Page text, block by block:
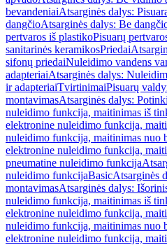
bevandeniaiAtsarginės dalys:
dangčioAtsarginės dalys: Be
pertvaros iš plastikoPisuarų
sanitarinės keramikosPriedai
sifonų priedaiNuleidimo vandens
adapteriaiAtsarginės dalys:
ir adapteriaiTvirtinimaiPisuarų
montavimasAtsarginės dalys:
nuleidimo funkcija, maitinimas iš
elektronine nuleidimo funkcija,
nuleidimo funkcija, maitinimas nuo
elektronine nuleidimo funkcija,
pneumatine nuleidimo funkcija
nuleidimo funkcijaBasicAtsarginės
montavimasAtsarginės dalys:
nuleidimo funkcija, maitinimas iš
elektronine nuleidimo funkcija,
nuleidimo funkcija, maitinimas nuo
elektronine nuleidimo funkcija,